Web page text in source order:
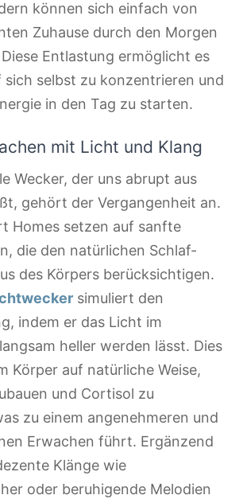
können sich einfach von
Zuhause durch den Morgen
Entlastung ermöglicht es
sich selbst zu konzentrieren und
in den Tag zu starten.
mit Licht und Klang
Wecker, der uns abrupt aus
gehört der Vergangenheit an.
Homes setzen auf sanfte
die den natürlichen Schlaf-
des Körpers berücksichtigen.
simuliert den
indem er das Licht im
heller werden lässt. Dies
Körper auf natürliche Weise,
und Cortisol zu
zu einem angenehmeren und
Erwachen führt. Ergänzend
Klänge wie
oder beruhigende Melodien